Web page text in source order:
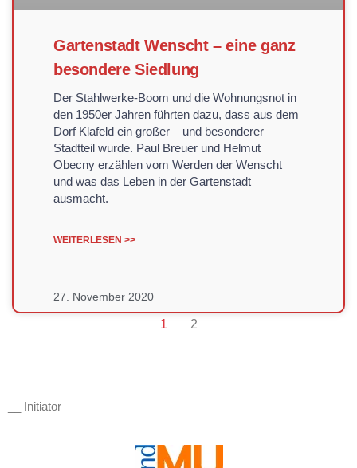
Gartenstadt Wenscht – eine ganz
besondere Siedlung
Der Stahlwerke-Boom und die Wohnungsnot in
den 1950er Jahren führten dazu, dass aus dem
Dorf Klafeld ein großer – und besonderer –
Stadtteil wurde. Paul Breuer und Helmut
Obecny erzählen vom Werden der Wenscht
und was das Leben in der Gartenstadt
ausmacht.
WEITERLESEN >>
27. November 2020
1 2
__ Initiator